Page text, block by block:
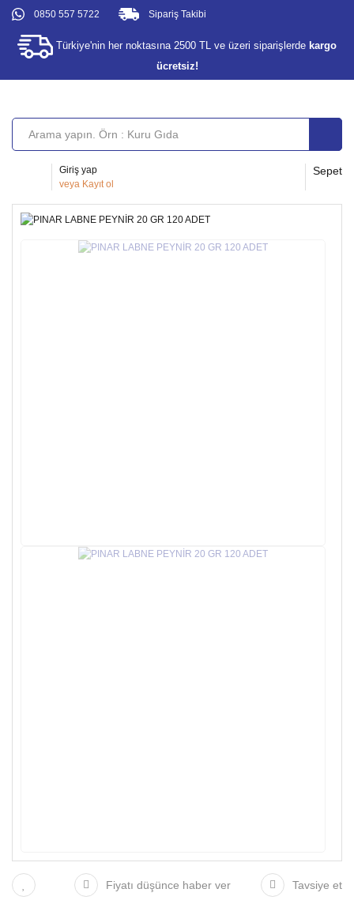
0850 557 5722
Türkiye'nin her noktasına 2500 TL ve üzeri siparişlerde kargo
ücretsiz!
Sipariş Takibi
Giriş yap
veya Kayıt ol
Sepet
Fiyatı düşünce haber ver Tavsiye et